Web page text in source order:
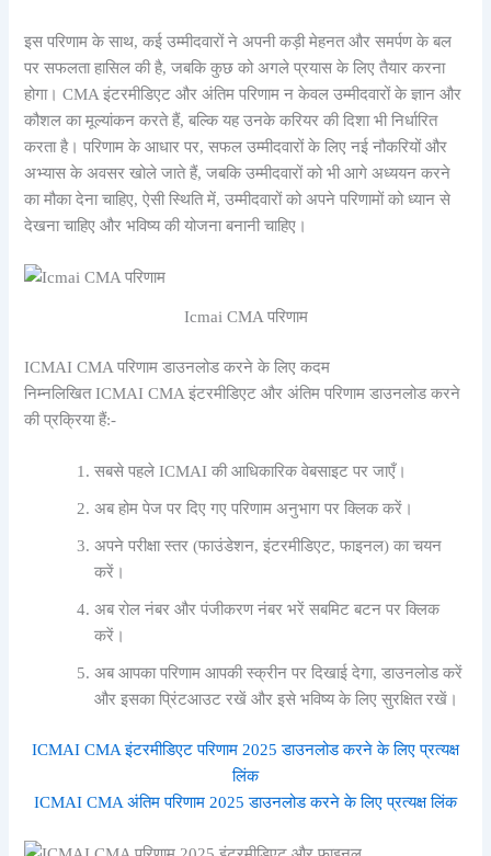
इस परिणाम के साथ, कई उम्मीदवारों ने अपनी कड़ी मेहनत और समर्पण के बल
पर सफलता हासिल की है, जबकि कुछ को अगले प्रयास के लिए तैयार करना
होगा। CMA इंटरमीडिएट और अंतिम परिणाम न केवल उम्मीदवारों के ज्ञान और
कौशल का मूल्यांकन करते हैं, बल्कि यह उनके करियर की दिशा भी निर्धारित
करता है। परिणाम के आधार पर, सफल उम्मीदवारों के लिए नई नौकरियों और
अभ्यास के अवसर खोले जाते हैं, जबकि उम्मीदवारों को भी आगे अध्ययन करने
का मौका देना चाहिए, ऐसी स्थिति में, उम्मीदवारों को अपने परिणामों को ध्यान से
देखना चाहिए और भविष्य की योजना बनानी चाहिए।
Icmai CMA परिणाम
ICMAI CMA परिणाम डाउनलोड करने के लिए कदम
निम्नलिखित ICMAI CMA इंटरमीडिएट और अंतिम परिणाम डाउनलोड करने
की प्रक्रिया हैं:-
सबसे पहले ICMAI की आधिकारिक वेबसाइट पर जाएँ।
अब होम पेज पर दिए गए परिणाम अनुभाग पर क्लिक करें।
अपने परीक्षा स्तर (फाउंडेशन, इंटरमीडिएट, फाइनल) का चयन
करें।
अब रोल नंबर और पंजीकरण नंबर भरेंसबमिट बटन पर क्लिक
करें।
अब आपका परिणाम आपकी स्क्रीन पर दिखाई देगा, डाउनलोड करें
और इसका प्रिंटआउट रखें और इसे भविष्य के लिए सुरक्षित रखें।
ICMAI CMA इंटरमीडिएट परिणाम 2025 डाउनलोड करने के लिए प्रत्यक्ष
लिंक
ICMAI CMA अंतिम परिणाम 2025 डाउनलोड करने के लिए प्रत्यक्ष लिंक